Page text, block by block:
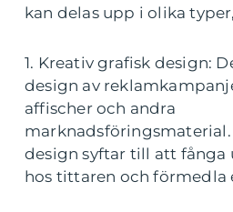
kan delas upp i olika
1. Kreativ grafisk design:
design av
affischer och andra
design syftar till att fånga
hos tittaren och förmedla